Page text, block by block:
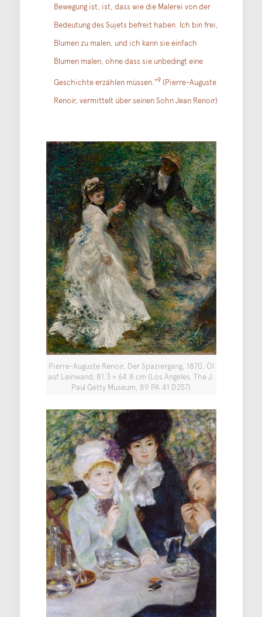
Bewegung ist, ist, dass wie die Malerei von der
Bedeutung des Sujets befreit haben. Ich bin frei,
Blumen zu malen, und ich kann sie einfach
Blumen malen, ohne dass sie unbedingt eine
Geschichte erzählen müssen.“9(Pierre-Auguste
Renoir, vermittelt über seinen Sohn Jean Renoir)
Pierre-Auguste Renoir, Der Spaziergang, 1870, Öl
auf Leinwand, 81.3 × 64.8 cm (Los Angeles, The J.
Paul Getty Museum, 89.PA.41 D257)